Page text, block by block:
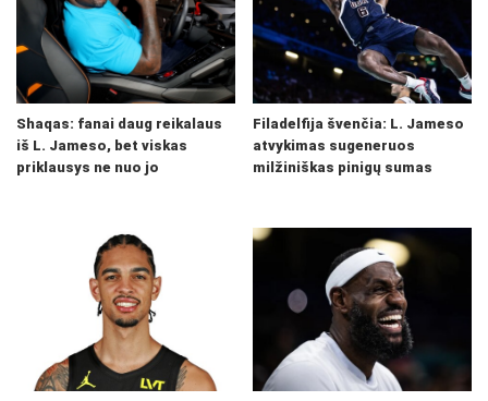
Shaqas: fanai daug reikalaus
iš L. Jameso, bet viskas
priklausys ne nuo jo
Filadelfija švenčia: L. Jameso
atvykimas sugeneruos
milžiniškas pinigų sumas